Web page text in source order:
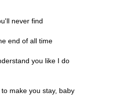
never find
end of all time
you like I do
make you stay, baby